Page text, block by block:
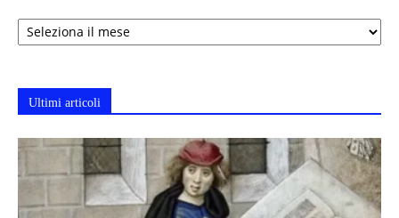
Archivi
Ultimi articoli